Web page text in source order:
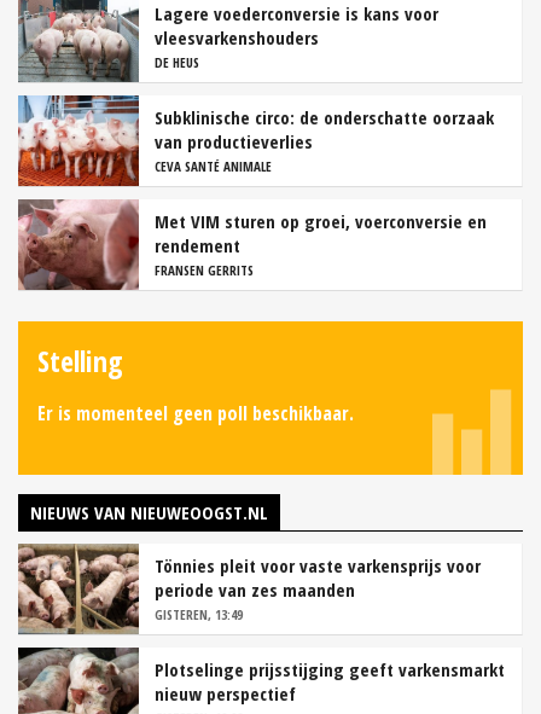
Lagere voederconversie is kans voor
vleesvarkenshouders
DE HEUS
Subklinische circo: de onderschatte oorzaak
van productieverlies
CEVA SANTÉ ANIMALE
Met VIM sturen op groei, voerconversie en
rendement
FRANSEN GERRITS
Stelling
Er is momenteel geen poll beschikbaar.
NIEUWS VAN NIEUWEOOGST.NL
Tönnies pleit voor vaste varkensprijs voor
periode van zes maanden
GISTEREN, 13:49
Plotselinge prijsstijging geeft varkensmarkt
nieuw perspectief